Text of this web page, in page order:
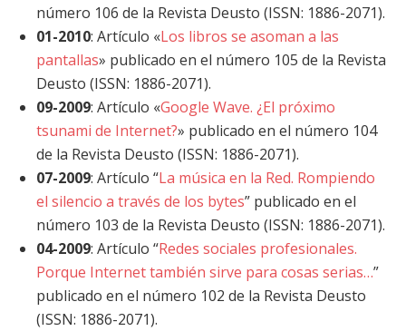
número 106 de la Revista Deusto (ISSN: 1886-2071).
01-2010: Artículo «Los libros se asoman a las
pantallas» publicado en el número 105 de la Revista
Deusto (ISSN: 1886-2071).
09-2009: Artículo «Google Wave. ¿El próximo
tsunami de Internet?» publicado en el número 104
de la Revista Deusto (ISSN: 1886-2071).
07-2009: Artículo “La música en la Red. Rompiendo
el silencio a través de los bytes” publicado en el
número 103 de la Revista Deusto (ISSN: 1886-2071).
04-2009: Artículo “Redes sociales profesionales.
Porque Internet también sirve para cosas serias…”
publicado en el número 102 de la Revista Deusto
(ISSN: 1886-2071).